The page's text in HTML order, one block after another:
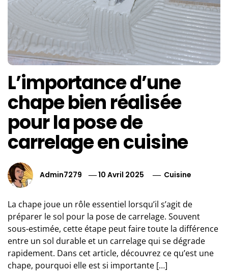
L’importance d’une
chape bien réalisée
pour la pose de
carrelage en cuisine
Admin7279 10 Avril 2025 Cuisine
La chape joue un rôle essentiel lorsqu’il s’agit de
préparer le sol pour la pose de carrelage. Souvent
sous-estimée, cette étape peut faire toute la différence
entre un sol durable et un carrelage qui se dégrade
rapidement. Dans cet article, découvrez ce qu’est une
chape, pourquoi elle est si importante […]